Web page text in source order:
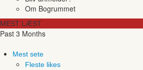
Om Bogrummet
MEST LÆST
Past 3 Months
Mest sete
Fleste likes